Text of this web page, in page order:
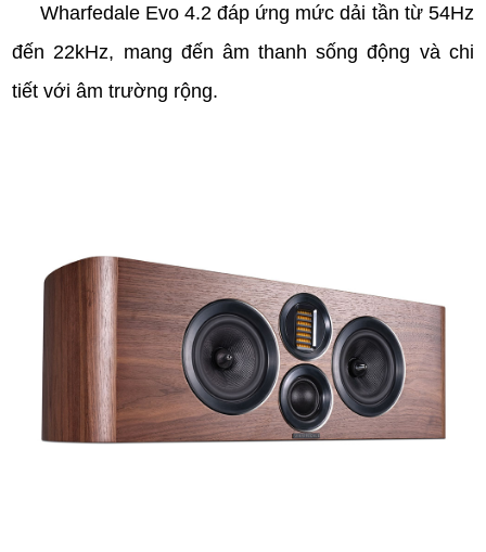
Wharfedale Evo 4.2 đáp ứng mức dải tần từ 54Hz
đến 22kHz, mang đến âm thanh sống động và chi
tiết với âm trường rộng.